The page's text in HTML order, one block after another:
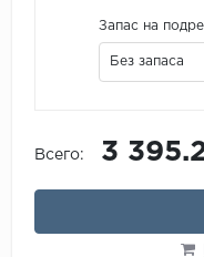
Запас на
Без запаса
Всего: 3